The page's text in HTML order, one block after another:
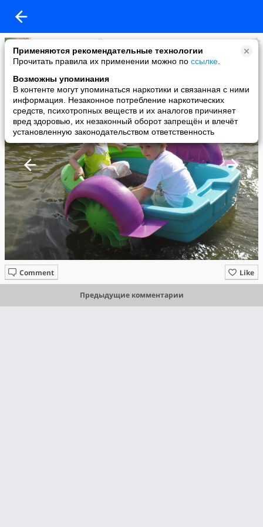
Применяются рекомендательные технологии
Прочитать правила их применении можно по ссылке
Возможны упоминания
В контенте могут упоминаться наркотики и связанная с ними
информация. Незаконное потребление наркотических
средств, психотропных веществ и их аналогов причиняет
вред здоровью, их незаконный оборот запрещён и влечёт
установленную законодательством ответственность
Владимир Тертей
added a photo
23 Mar в 21:57
Like
Comment
Предыдущие комментарии